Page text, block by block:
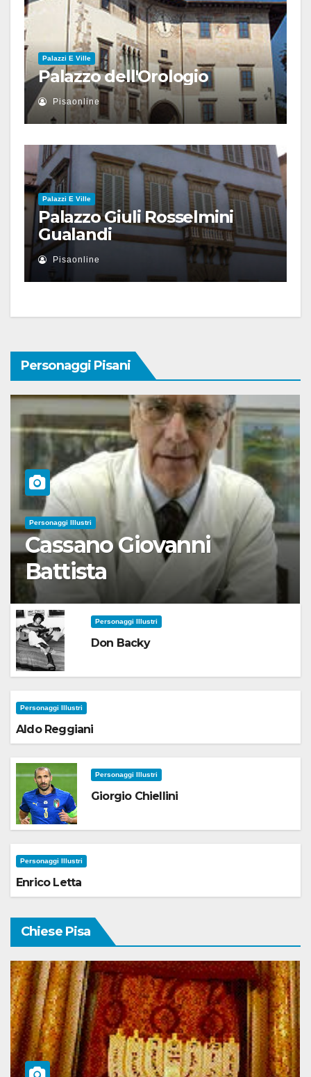
Palazzi E Ville
Palazzo dell'Orologio
Pisaonline
Palazzi E Ville
Palazzo Giuli Rosselmini
Gualandi
Pisaonline
Personaggi Pisani
Personaggi Illustri
Cassano Giovanni
Battista
Personaggi Illustri
Don Backy
Personaggi Illustri
Aldo Reggiani
Personaggi Illustri
Giorgio Chiellini
Personaggi Illustri
Enrico Letta
Chiese Pisa